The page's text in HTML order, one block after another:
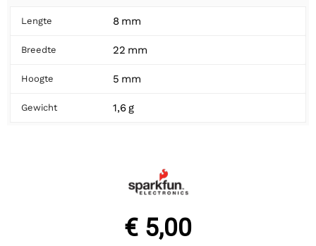
Lengte 8 mm
Breedte 22 mm
Hoogte 5 mm
Gewicht 1,6 g
€ 5,00